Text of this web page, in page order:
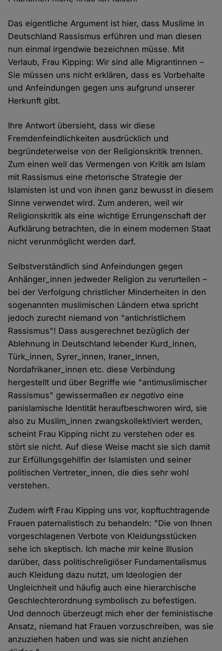
Das eigentliche Argument ist hier, dass Muslime in
Deutschland Rassismus erführen und man diesen
nun einmal irgendwie bezeichnen müsse. Mit
Verlaub, Frau Kipping: Wir sind alle Migrantinnen –
Sie müssen uns nicht erklären, dass es Vorbehalte
und Anfeindungen gegen uns aufgrund unserer
Herkunft gibt.
Ihre Antwort übersieht, dass wir diese
Fremdenfeindlichkeiten ausdrücklich und
begründeterweise von der Religionskritik trennen.
Zum einen weil das Vermengen von Kritik am Islam
mit Rassismus eine rhetorische Strategie der
Islamisten ist und von ihnen ganz bewusst in diesem
Sinne verwendet wird. Zum anderen, weil wir
Religionskritik als eine wichtige Errungenschaft der
Aufklärung betrachten, die in einem modernen Staat
nicht verunmöglicht werden darf.
Selbstverständlich sind Anfeindungen gegen
Anhänger_innen jedweder Religion zu verurteilen –
bei der Verfolgung christlicher Minderheiten in den
sogenannten muslimischen Ländern etwa spricht
jedoch zurecht niemand von "antichristlichem
Rassismus"! Dass ausgerechnet bezüglich der
Ablehnung in Deutschland lebender Kurd_innen,
Türk_innen, Syrer_innen, Iraner_innen,
Nordafrikaner_innen etc. diese Verbindung
hergestellt und über Begriffe wie "antimuslimischer
Rassismus" gewissermaßenex negativo eine
panislamische Identität heraufbeschworen wird, sie
also zu Muslim_innen zwangskollektiviert werden,
scheint Frau Kipping nicht zu verstehen oder es
stört sie nicht. Auf diese Weise macht sie sich damit
zur Erfüllungsgehilfin der Islamisten und seiner
politischen Vertreter_innen, die dies sehr wohl
verstehen.
Zudem wirft Frau Kipping uns vor, kopftuchtragende
Frauen paternalistisch zu behandeln: "Die von Ihnen
vorgeschlagenen Verbote von Kleidungsstücken
sehe ich skeptisch. Ich mache mir keine Illusion
darüber, dass politischreligiöser Fundamentalismus
auch Kleidung dazu nutzt, um Ideologien der
Ungleichheit und häufig auch eine hierarchische
Geschlechterordnung symbolisch zu befestigen.
Und dennoch überzeugt mich eher der feministische
Ansatz, niemand hat Frauen vorzuschreiben, was sie
anzuziehen haben und was sie nicht anziehen